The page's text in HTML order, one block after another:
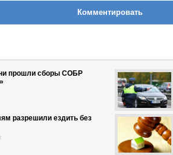
Комментировать
прошли сборы СОБР
разрешили ездить без